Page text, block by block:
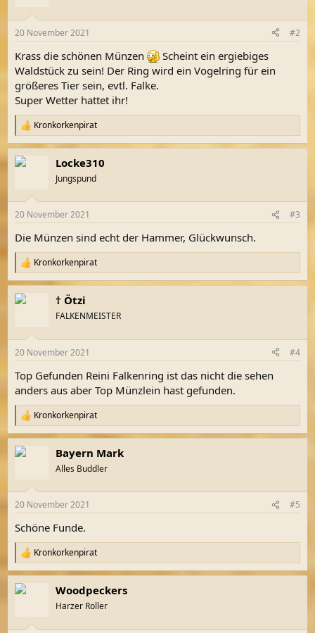
e
:
20 November 2021 #2
Krass die schönen Münzen
Scheint ein ergiebiges
Waldstück zu sein! Der Ring wird ein Vogelring für ein
größeres Tier sein, evtl. Falke.
Super Wetter hattet ihr!
R
e
a
k
e
:
Kronkorkenpirat
Locke310
Jungspund
20 November 2021 #3
Die Münzen sind echt der Hammer, Glückwunsch.
R
e
a
k
e
:
Kronkorkenpirat
† Ötzi
FALKENMEISTER
20 November 2021 #4
Top Gefunden Reini Falkenring ist das nicht die sehen
anders aus aber Top Münzlein hast gefunden.
R
e
a
k
e
:
Kronkorkenpirat
Bayern Mark
Alles Buddler
20 November 2021 #5
Schöne Funde.
R
e
a
k
Kronkorkenpirat
Woodpeckers
Harzer Roller